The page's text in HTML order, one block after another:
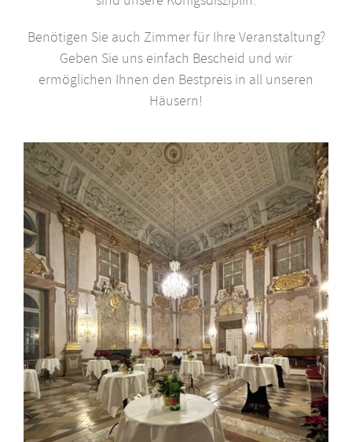
Benötigen Sie auch Zimmer für Ihre Veranstaltung?
Geben Sie uns einfach Bescheid und wir
ermöglichen Ihnen den Bestpreis in all unseren
Häusern!